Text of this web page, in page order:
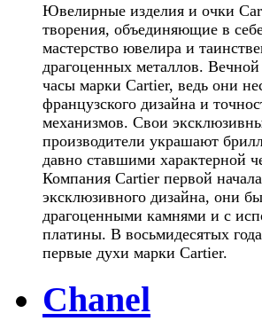
Ювелирные изделия и очки
творения, объединяющие в
мастерство ювелира и
драгоценных металлов.
часы марки Cartier, ведь они
французского дизайна и
механизмов. Свои
производители украшают
давно ставшими характерной
Компания Cartier первой
эксклюзивного дизайна, они
драгоценными камнями и с
платины. В восьмидесятых
первые духи марки Cartier.
Chanel